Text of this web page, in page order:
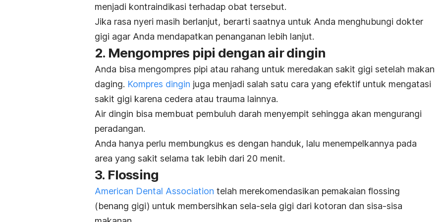
menjadi kontraindikasi terhadap obat tersebut.
Jika rasa nyeri masih berlanjut, berarti saatnya untuk Anda menghubungi dokter
gigi agar Anda mendapatkan penanganan lebih lanjut.
2. Mengompres pipi dengan air dingin
Anda bisa mengompres pipi atau rahang untuk meredakan sakit gigi setelah makan
daging. Kompres dingin juga menjadi salah satu cara yang efektif untuk mengatasi
sakit gigi karena cedera atau trauma lainnya.
Air dingin bisa membuat pembuluh darah menyempit sehingga akan mengurangi
peradangan.
Anda hanya perlu membungkus es dengan handuk, lalu menempelkannya pada
area yang sakit selama tak lebih dari 20 menit.
3. Flossing
American Dental Association telah merekomendasikan pemakaian flossing
(benang gigi) untuk membersihkan sela-sela gigi dari kotoran dan sisa-sisa